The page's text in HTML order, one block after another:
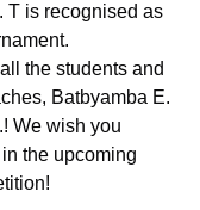
T is recognised as
the students and
Batbyamba E.
We wish you
the upcoming